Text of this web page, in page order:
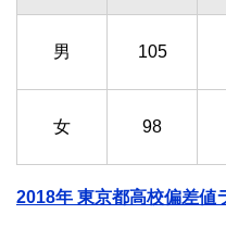
男 105
女 98
2018年 東京都高校偏差値